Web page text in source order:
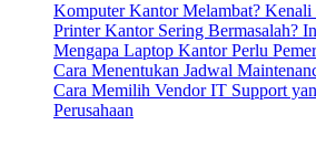
Komputer Kantor Melambat? Kenali
Printer Kantor Sering Bermasalah?
Mengapa Laptop Kantor Perlu
Cara Menentukan Jadwal
Cara Memilih Vendor IT Support
Perusahaan